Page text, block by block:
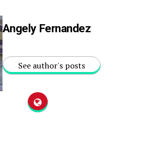
Angely Fernandez
See author's posts